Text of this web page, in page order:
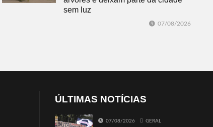
sem luz
07/08/2026
ÚLTIMAS NOTÍCIAS
07/08/2026 GERAL